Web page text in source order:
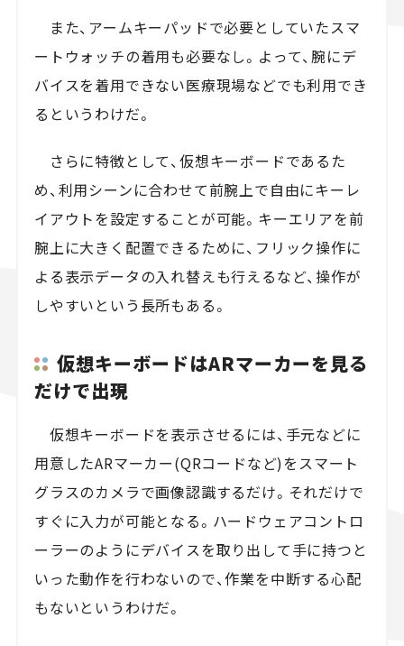
また、アームキーパッドで必要としていたスマ
ートウォッチの着用も必要なし。よって、腕にデ
バイスを着用できない医療現場などでも利用でき
るというわけだ。
さらに特徴として、仮想キーボードであるた
め、利用シーンに合わせて前腕上で自由にキーレ
イアウトを設定することが可能。キーエリアを前
腕上に大きく配置できるために、フリック操作に
よる表示データの入れ替えも行えるなど、操作が
しやすいという長所もある。
仮想キーボードはARマーカーを見る
だけで出現
仮想キーボードを表示させるには、手元などに
用意したARマーカー(QRコードなど)をスマート
グラスのカメラで画像認識するだけ。それだけで
すぐに入力が可能となる。ハードウェアコントロ
ーラーのようにデバイスを取り出して手に持つと
いった動作を行わないので、作業を中断する心配
もないというわけだ。